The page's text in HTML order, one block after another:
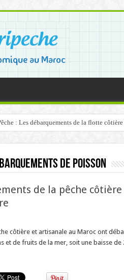
: Les débarquements de la flotte
de poisson
de la pêche
côtière et artisanale au Maroc ont
et de fruits de la mer, soit une baisse